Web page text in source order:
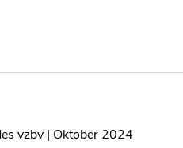
vzbv | Oktober 2024